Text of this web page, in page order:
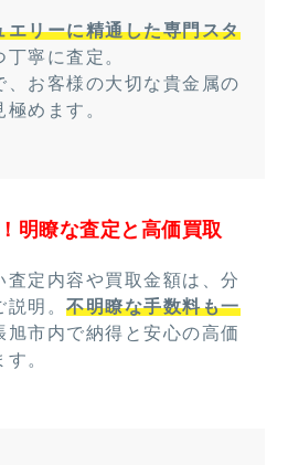
エリーに精通した専門スタ
寧に査定。
、お客様の大切な貴金属の
めます。
明瞭な査定と高価買取
査定内容や買取金額は、分
明。 不明瞭な手数料も一
旭市内で納得と安心の高価
。